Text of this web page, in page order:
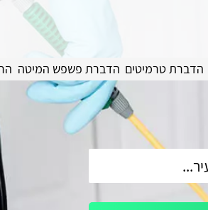
הדברת טרמיטים הדברת פשפש המיטה